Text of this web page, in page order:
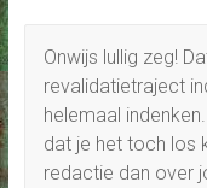
Onwijs lullig zeg!
revalidatietraject
helemaal
dat je het toch los
redactie dan over